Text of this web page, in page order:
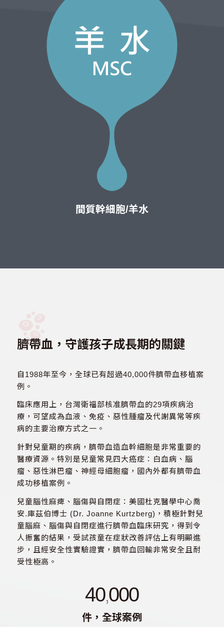
間質幹細胞/羊水
臍帶血，守護孩子成長期的關鍵
自1988年至今，全球已有超過40,000件臍帶血移植案
例。
臨床應用上，台灣衛福部核准臍帶血的29項疾病治
療，可望成為血液、免疫、惡性腫瘤及代謝異常等疾
病的主要治療方式之一。
針對兒童期的疾病，臍帶血造血幹細胞是非常重要的
醫療資源。特別是兒童常見四大癌症：白血病、腦
瘤、惡性淋巴瘤、神經母細胞瘤，國內外都有臍帶血
成功移植案例。
兒童腦性麻痺、腦傷與自閉症：美國杜克醫學中心喬
安.庫茲伯博士 (Dr. Joanne Kurtzberg)，積極針對兒
童腦麻、腦傷與自閉症進行臍帶血臨床研究，得到令
人振奮的結果，受試孩童在症狀改善評估上有明顯進
步，且經安全性實驗證實，臍帶血回輸非常安全且耐
受性極高。
40,000
件，全球案例